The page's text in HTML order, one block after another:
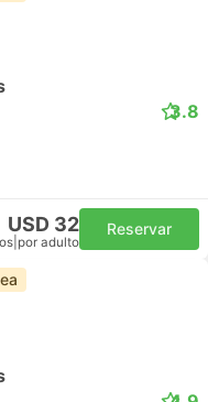
3.8
USD 32
por adulto
Reservar